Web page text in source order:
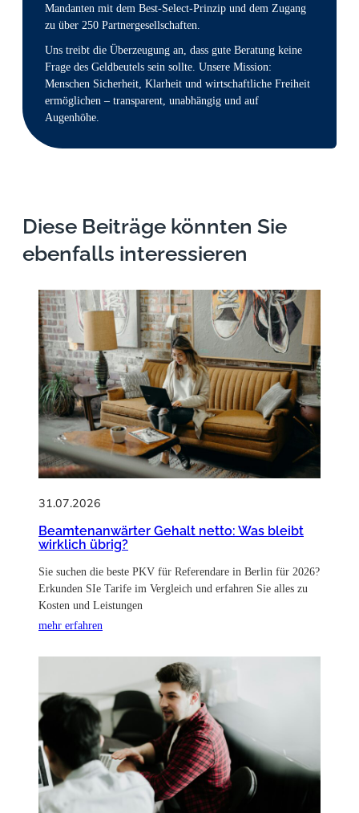
Mandanten mit dem Best-Select-Prinzip und dem Zugang
zu über 250 Partnergesellschaften.
Uns treibt die Überzeugung an, dass gute Beratung keine
Frage des Geldbeutels sein sollte. Unsere Mission:
Menschen Sicherheit, Klarheit und wirtschaftliche Freiheit
ermöglichen – transparent, unabhängig und auf
Augenhöhe.
Diese Beiträge könnten Sie
ebenfalls interessieren
31.07.2026
Beamtenanwärter Gehalt netto: Was bleibt
wirklich übrig?
Sie suchen die beste PKV für Referendare in Berlin für 2026?
Erkunden SIe Tarife im Vergleich und erfahren Sie alles zu
Kosten und Leistungen
mehr erfahren